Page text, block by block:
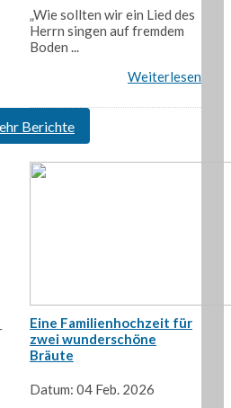
„Wie sollten wir ein Lied des
Herrn singen auf fremdem
Boden ...
Weiterlesen
Berichte
Eine Familienhochzeit für
zwei wunderschöne
Bräute
Datum: 04 Feb. 2026